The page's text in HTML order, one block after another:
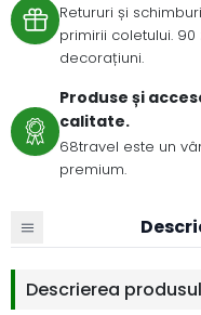
Retururi și
primirii coletului.
decorațiuni.
Produse și
calitate.
68travel este un
premium.
Descrierea